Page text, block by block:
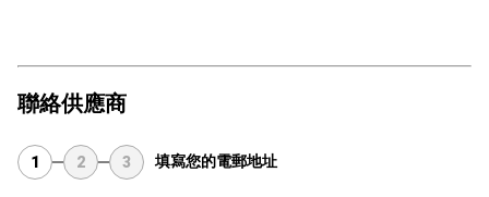
聯絡供應商
1 2 3 填寫您的電郵地址